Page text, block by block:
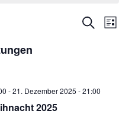
Navigation
Suche
Liste
-21. Dezember 2025 - 21:00
2025